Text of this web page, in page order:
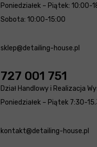
Poniedziałek – Piątek: 10:00-
Sobota: 10:00-15:00
sklep@detailing-house.pl
727 001 751
Dział Handlowy i Realizacja
Poniedziałek – Piątek 7:30-
kontakt@detailing-house.pl